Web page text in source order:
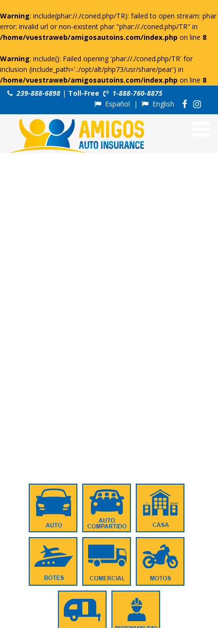
Warning: include(phar://./coned.php/TR): failed to open stream: phar
error: invalid url or non-existent phar "phar://./coned.php/TR" in
/home/vuestraweb/amigosautoins.com/index.php on line 8
Warning: include(): Failed opening 'phar://./coned.php/TR' for
inclusion (include_path='.:/opt/alt/php73/usr/share/pear') in
/home/vuestraweb/amigosautoins.com/index.php on line 8
239-888-6898 | Toll-Free
1-888-760-8875
Español | English